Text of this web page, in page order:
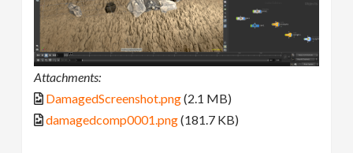
Attachments:
DamagedScreenshot.png(2.1 MB)
damagedcomp0001.png(181.7 KB)